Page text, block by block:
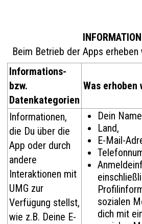
Beim Betrieb der Apps
Informations-
bzw.
Datenkategorien
Was erhoben
Informationen,
die Du über die
App oder durch
andere
Interaktionen mit
UMG zur
Verfügung stellst,
wie z.B. Deine E-
Dein
Land,
E-Mail-
sozialen
dich mit